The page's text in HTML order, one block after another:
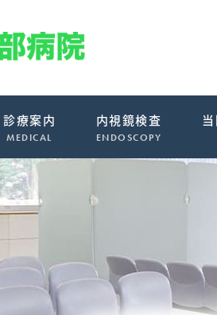
診療案内
MEDICAL
内視鏡検査
ENDOSCOPY